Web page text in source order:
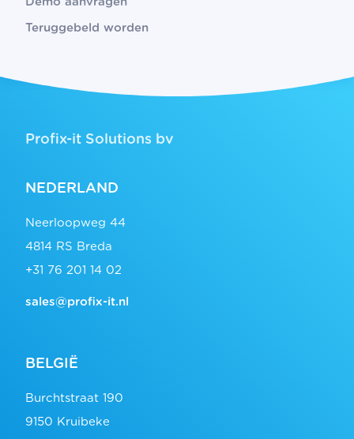
Teruggebeld worden
Profix-it Solutions bv
NEDERLAND
Neerloopweg 44
4814 RS Breda
+31 76 201 14 02
sales@profix-it.nl
BELGIË
Burchtstraat 190
9150 Kruibeke